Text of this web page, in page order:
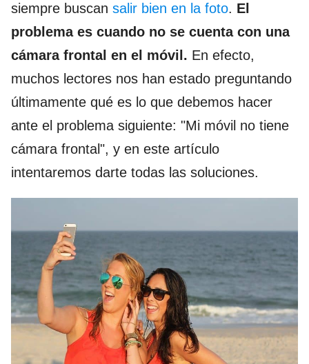
siempre buscan salir bien en la foto. El
problema es cuando no se cuenta con una
cámara frontal en el móvil. En efecto,
muchos lectores nos han estado preguntando
últimamente qué es lo que debemos hacer
ante el problema siguiente: "Mi móvil no tiene
cámara frontal", y en este artículo
intentaremos darte todas las soluciones.